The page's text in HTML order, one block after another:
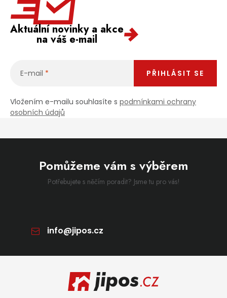
Aktuální novinky a akce
na váš e-mail
E-mail
Vložením e-mailu souhlasíte s podmínkami ochrany
osobních údajů
PŘIHLÁSIT SE
Pomůžeme vám s výběrem
Potřebujete s něčím poradit? Jsme tu pro vás!
info@jipos.cz